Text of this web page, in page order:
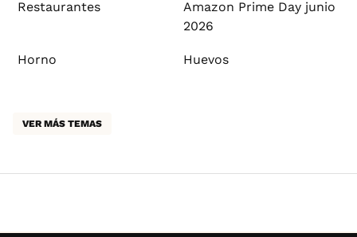
Restaurantes
Amazon Prime Day junio
2026
Horno Huevos
VER MÁS TEMAS